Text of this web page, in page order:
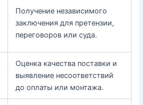
Получение независимого
заключения для претензии,
переговоров или суда.
Оценка качества поставки и
выявление несоответствий
до оплаты или монтажа.